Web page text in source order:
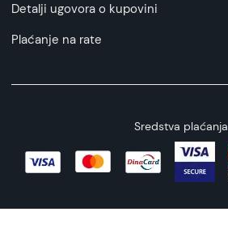
Detalji ugovora o kupovini
Plaćanje na rate
Sredstva plaćanja